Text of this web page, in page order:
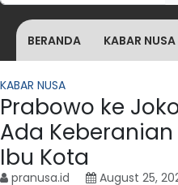
BERANDA KABAR NUSA
KABAR NUSA
Prabowo ke
Ada
Ibu Kota
pranusa.id August 25,